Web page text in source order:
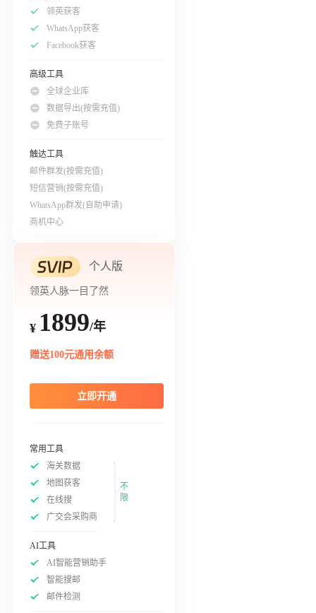
领英获客
WhatsApp获客
Facebook获客
高级工具
全球企业库
数据导出(按需充值)
免费子账号
触达工具
邮件群发(按需充值)
短信营销(按需充值)
WhatsApp群发(自助申请)
商机中心
个人版
领英人脉一目了然
¥ 1899/年
赠送100元通用余额
立即开通
常用工具
海关数据
地图获客
在线搜
广交会采购商
不
限
AI工具
AI智能营销助手
智能搜邮
邮件检测